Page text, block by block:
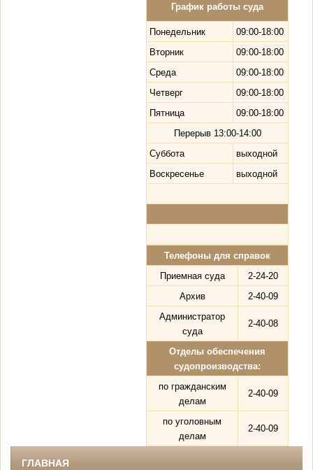
График работы суда
Понедельник
09:00-18:00
Вторник
09:00-18:00
Среда
09:00-18:00
Четверг
09:00-18:00
Пятница
09:00-18:00
Перерыв 13:00-14:00
Суббота
выходной
Воскресенье
выходной
Телефоны для справок
Приемная суда
2-24-20
Архив
2-40-09
Администратор
суда
2-40-08
Отделы обеспечения
судопроизводства:
по гражданским
делам
2-40-09
по уголовным
делам
2-40-09
ГЛАВНАЯ